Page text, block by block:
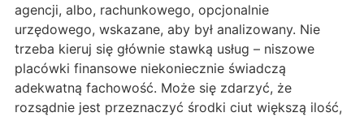
agencji, albo, rachunkowego, opcjonalnie
urzędowego, wskazane, aby był analizowany. Nie
trzeba kieruj się głównie stawką usług – niszowe
placówki finansowe niekoniecznie świadczą
adekwatną fachowość. Może się zdarzyć, że
rozsądnie jest przeznaczyć środki ciut większą ilość,